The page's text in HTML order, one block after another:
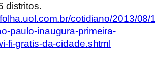
distritos.
cotidiano/2013/08/
paulo-inaugura-primeira-
fi-gratis-da-cidade.shtml